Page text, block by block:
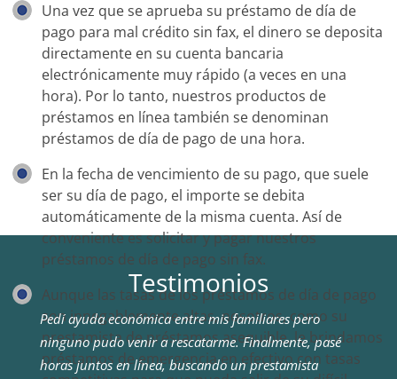
Una vez que se aprueba su préstamo de día de
pago para mal crédito sin fax, el dinero se deposita
directamente en su cuenta bancaria
electrónicamente muy rápido (a veces en una
hora). Por lo tanto, nuestros productos de
préstamos en línea también se denominan
préstamos de día de pago de una hora.
En la fecha de vencimiento de su pago, que suele
ser su día de pago, el importe se debita
automáticamente de la misma cuenta. Así de
conveniente es solicitar y pagar nuestros
préstamos de día de pago sin fax.
Aunque las tasas de los préstamos de día de pago
son innegablemente altas, nosotros, como su
prestamista de préstamos asequible, le brindamos
préstamos de emergencia en efectivo con tasas
Testimonios
Pedí ayuda económica entre mis familiares pero
ninguno pudo venir a rescatarme. Finalmente, pasé
horas juntos en línea, buscando un prestamista